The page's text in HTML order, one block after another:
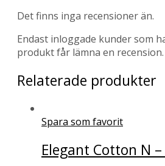
Det finns inga recensioner än.
Endast inloggade kunder som
produkt får lämna en recension.
Relaterade produkter
Spara som favorit
Elegant Cotton N